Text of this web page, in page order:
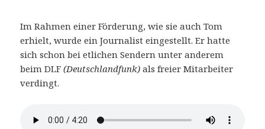
Im Rahmen einer Förderung, wie sie auch Tom
erhielt, wurde ein Journalist eingestellt. Er hatte
sich schon bei etlichen Sendern unter anderem
beim DLF(Deutschlandfunk) als freier Mitarbeiter
verdingt.